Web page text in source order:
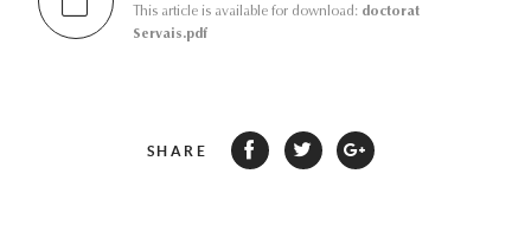
This article is available for download: doctorat
Servais.pdf
SHARE